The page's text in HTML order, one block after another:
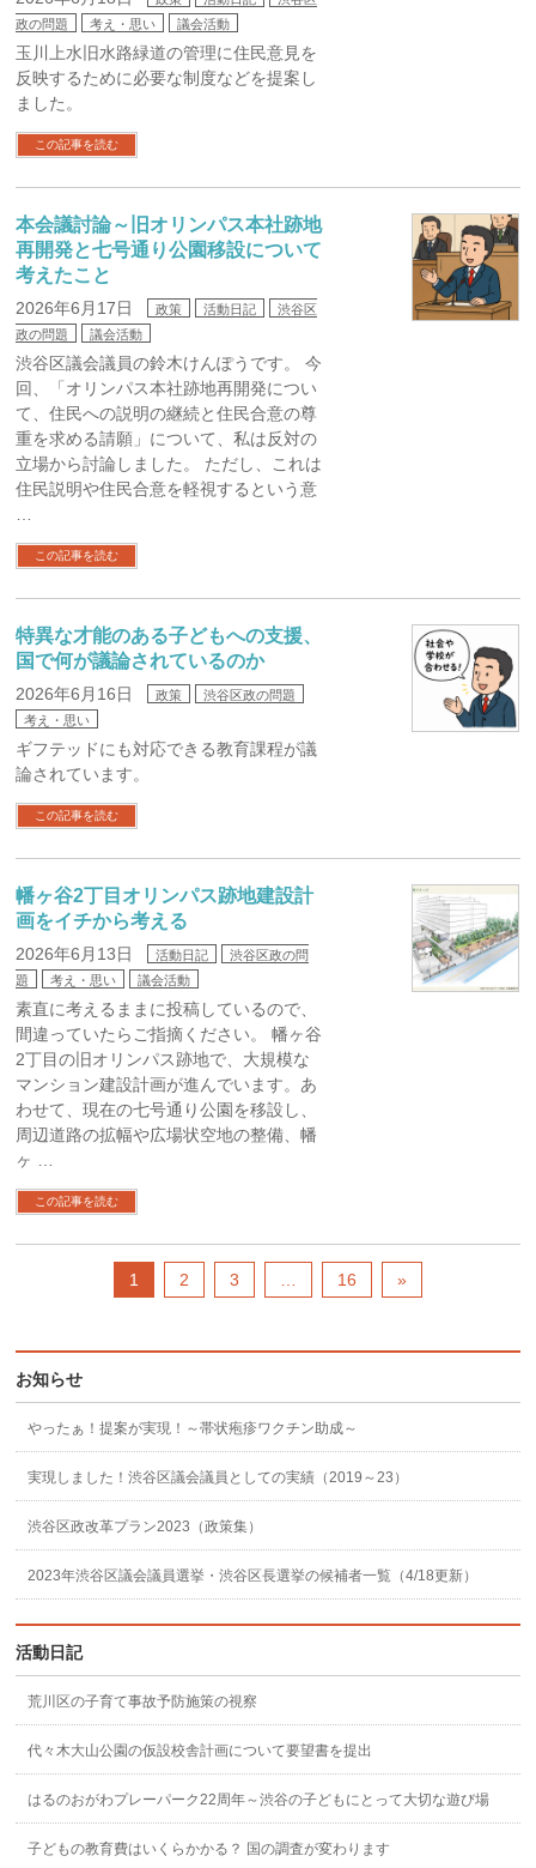
政の問題
考え・思い 議会活動
玉川上水旧水路緑道の管理に住民意見を
反映するために必要な制度などを提案し
ました。
この記事を読む
本会議討論～旧オリンパス本社跡地
再開発と七号通り公園移設について
考えたこと
2026年6月17日 政策 活動日記
渋谷区
政の問題
議会活動
渋谷区議会議員の鈴木けんぽうです。 今
回、「オリンパス本社跡地再開発につい
て、住民への説明の継続と住民合意の尊
重を求める請願」について、私は反対の
立場から討論しました。 ただし、これは
住民説明や住民合意を軽視するという意
この記事を読む
特異な才能のある子どもへの支援、
国で何が議論されているのか
2026年6月16日 政策
渋谷区政の問題
考え・思い
ギフテッドにも対応できる教育課程が議
論されています。
この記事を読む
幡ヶ谷2丁目オリンパス跡地建設計
画をイチから考える
2026年6月13日 活動日記
渋谷区政の問
題
考え・思い 議会活動
素直に考えるままに投稿しているので、
間違っていたらご指摘ください。 幡ヶ谷
2丁目の旧オリンパス跡地で、大規模な
マンション建設計画が進んでいます。あ
わせて、現在の七号通り公園を移設し、
周辺道路の拡幅や広場状空地の整備、幡
ヶ …
この記事を読む
1 2 3 16 »
お知らせ
やったぁ！提案が実現！～帯状疱疹ワクチン助成～
実現しました！渋谷区議会議員としての実績（2019～23）
渋谷区政改革プラン2023（政策集）
2023年渋谷区議会議員選挙・渋谷区長選挙の候補者一覧（4/18更新）
活動日記
荒川区の子育て事故予防施策の視察
代々木大山公園の仮設校舎計画について要望書を提出
はるのおがわプレーパーク22周年～渋谷の子どもにとって大切な遊び場
子どもの教育費はいくらかかる？ 国の調査が変わります